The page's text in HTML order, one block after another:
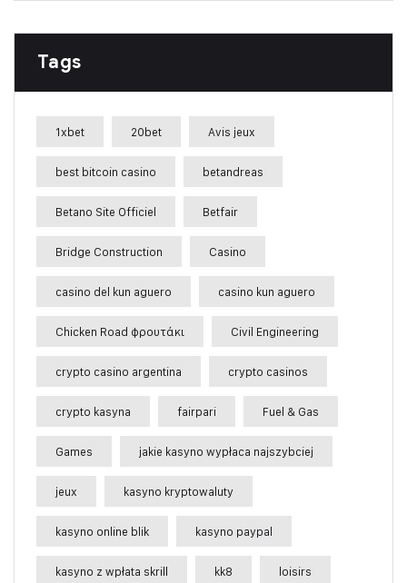
Tags
1xbet 20bet Avis jeux
best bitcoin casino betandreas
Betano Site Officiel Betfair
Bridge Construction Casino
casino del kun aguero casino kun aguero
Chicken Road φρουτάκι Civil Engineering
crypto casino argentina crypto casinos
crypto kasyna fairpari Fuel & Gas
Games jakie kasyno wypłaca najszybciej
jeux kasyno kryptowaluty
kasyno online blik kasyno paypal
kasyno z wpłata skrill kk8 loisirs